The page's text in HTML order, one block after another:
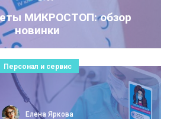
МИКРОСТОП: обзор
новинки
Персонал и сервис
Елена Яркова